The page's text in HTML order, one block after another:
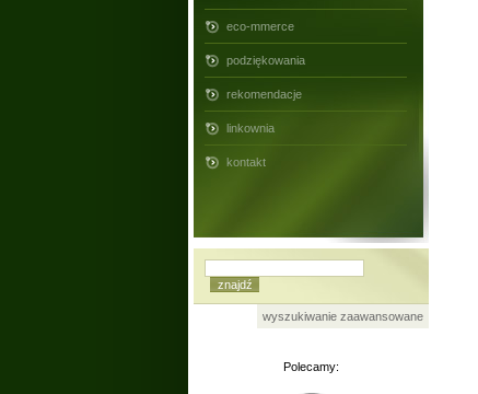
eco-mmerce
podziękowania
rekomendacje
linkownia
kontakt
wyszukiwanie zaawansowane
Polecamy: